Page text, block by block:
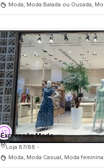
Moda, Moda Balada ou Ousada,
Expressão Moda
Loja 87/88 -
Moda, Moda Casual, Moda